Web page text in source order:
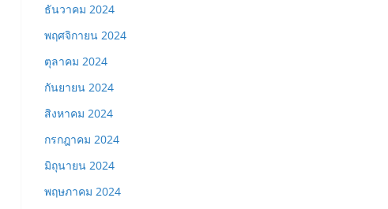
ธันวาคม 2024
พฤศจิกายน 2024
ตุลาคม 2024
กันยายน 2024
สิงหาคม 2024
กรกฎาคม 2024
มิถุนายน 2024
พฤษภาคม 2024